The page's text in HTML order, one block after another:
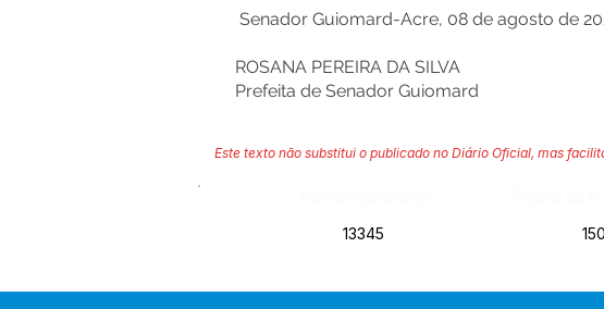
Senador Guiomard-Acre, 08 de agosto de
ROSANA PEREIRA DA SILVA
Prefeita de Senador Guiomard
Este texto não substitui o publicado no Diário Oficial, mas
13345
150